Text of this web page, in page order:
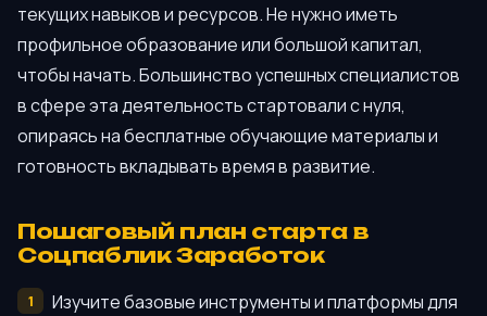
текущих навыков и ресурсов. Не нужно иметь
профильное образование или большой капитал,
чтобы начать. Большинство успешных специалистов
в сфере эта деятельность стартовали с нуля,
опираясь на бесплатные обучающие материалы и
готовность вкладывать время в развитие.
Пошаговый план старта в
Соцпаблик Заработок
Изучите базовые инструменты и платформы для